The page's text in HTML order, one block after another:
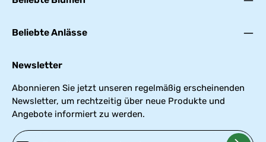
Beliebte Anlässe
Newsletter
Abonnieren Sie jetzt unseren regelmäßig erscheinenden
Newsletter, um rechtzeitig über neue Produkte und
Angebote informiert zu werden.
E-Mail-Adresse*